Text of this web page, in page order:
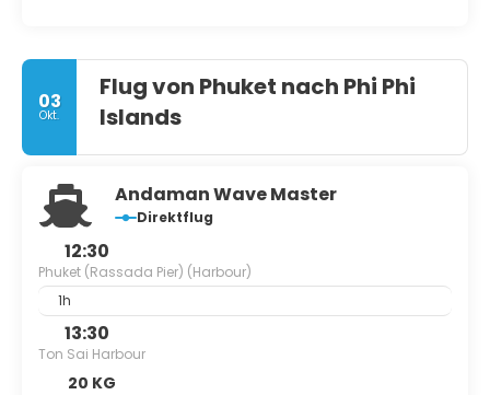
03
Okt.
Flug von Phuket nach Phi Phi
Islands
Andaman Wave Master
Direktflug
12:30
Phuket (Rassada Pier) (Harbour)
1h
13:30
Ton Sai Harbour
20 KG